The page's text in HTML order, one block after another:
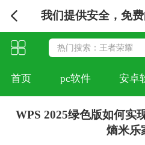
我们提供安全，免
首页 pc软件 安卓
WPS 2025绿色版如何实
熵米乐